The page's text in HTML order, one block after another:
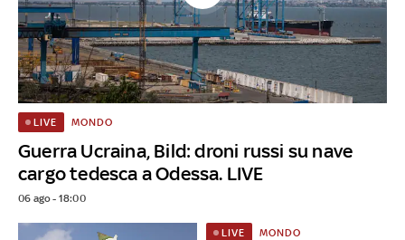
Guerra Ucraina, Bild: droni russi su nave
cargo tedesca a Odessa. LIVE
LIVE MONDO
06 ago - 18:00
LIVE MONDO